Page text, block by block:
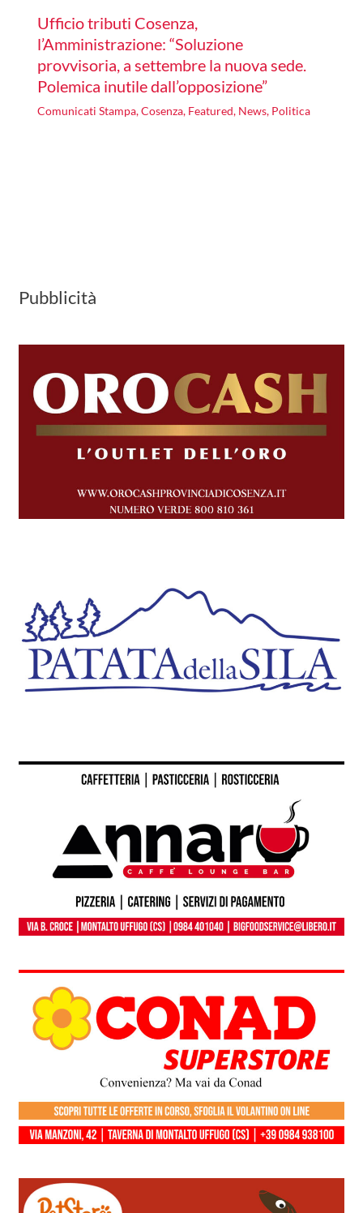
Ufficio tributi Cosenza,
l’Amministrazione: “Soluzione
provvisoria, a settembre la nuova sede.
Polemica inutile dall’opposizione”
Comunicati Stampa,Cosenza, Featured, News, Politica
Pubblicità